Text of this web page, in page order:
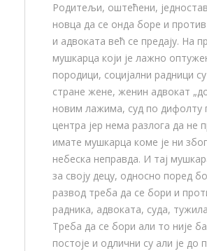
Родитељи, оштећени,
новца да се онда боре и против
и адвоката већ се предају. На
мушкарца који је лажно
породици, социјални радници
стране жене, женин адвокат
новим лажима, суд по
центра јер нема разлога да не
имате мушкарца коме је ни
небеска неправда. И тај
за своју децу, односно поред
развод треба да се бори и
радника, адвоката, суда,
Треба да се бори али то није
постоје и одлични су али је до